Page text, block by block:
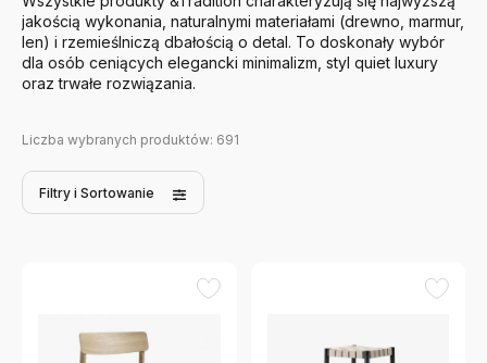
jakością wykonania, naturalnymi materiałami (drewno, marmur,
len) i rzemieślniczą dbałością o detal. To doskonały wybór
dla osób ceniących elegancki minimalizm, styl quiet luxury
oraz trwałe rozwiązania.
Liczba wybranych produktów: 691
Filtry i Sortowanie